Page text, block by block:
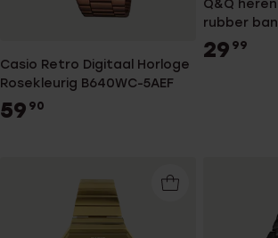
Casio Retro Digitaal Horloge
Rosekleurig B640WC-5AEF
59 90
Q&Q
rubber
29 99